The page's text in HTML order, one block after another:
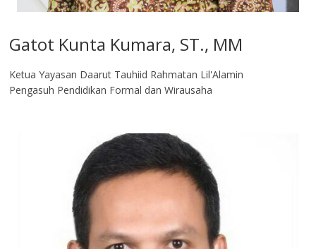
Gatot Kunta Kumara, ST., MM
Ketua Yayasan Daarut Tauhiid Rahmatan Lil'Alamin
Pengasuh Pendidikan Formal dan Wirausaha